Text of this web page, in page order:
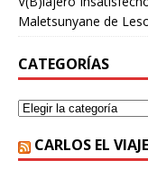
Maletsunyane de
CATEGORÍAS
CARLOS EL